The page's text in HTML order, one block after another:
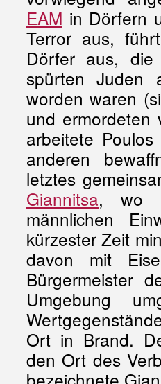
EAM in Dörfern
Terror aus,
Dörfer aus, die
spürten Juden
worden waren
und ermordeten
arbeitete
anderen
letztes
Giannitsa, wo
männlichen
kürzester Zeit
davon mit
Bürgermeister
Umgebung
Ort in Brand.
den Ort des